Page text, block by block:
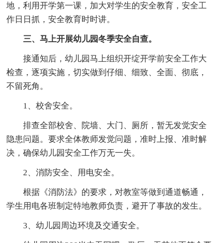
地，利用开学第一课，加大对学生的安全教育，安全工
作日日抓，安全教育时时讲。
三、马上开展幼儿园冬季安全自查。
接通知后，幼儿园马上组织开绽开学前安全工作大
检查，逐项实施，切实做到仔细、细致、全面、彻底，
不留死角。
1、校舍安全。
排查全部校舍、院墙、大门、厕所，暂无发觉安全
隐患问题。要求全体教师发觉问题，准时上报、准时解
决，确保幼儿园安全工作万无一失。
2、消防安全、用电安全。
根据《消防法》的要求，对教室等做到通道畅通，
学生用电各班制定特地教师负责，避开了事故的发生。
3、幼儿园周边环境及交通安全。